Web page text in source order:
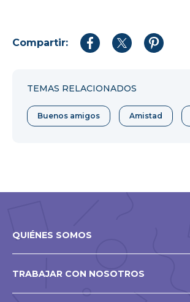
Compartir:
CompartirCompartirCompartir
TEMAS RELACIONADOS
Buenos amigos Amistad
QUIÉNES SOMOS
TRABAJAR CON NOSOTROS